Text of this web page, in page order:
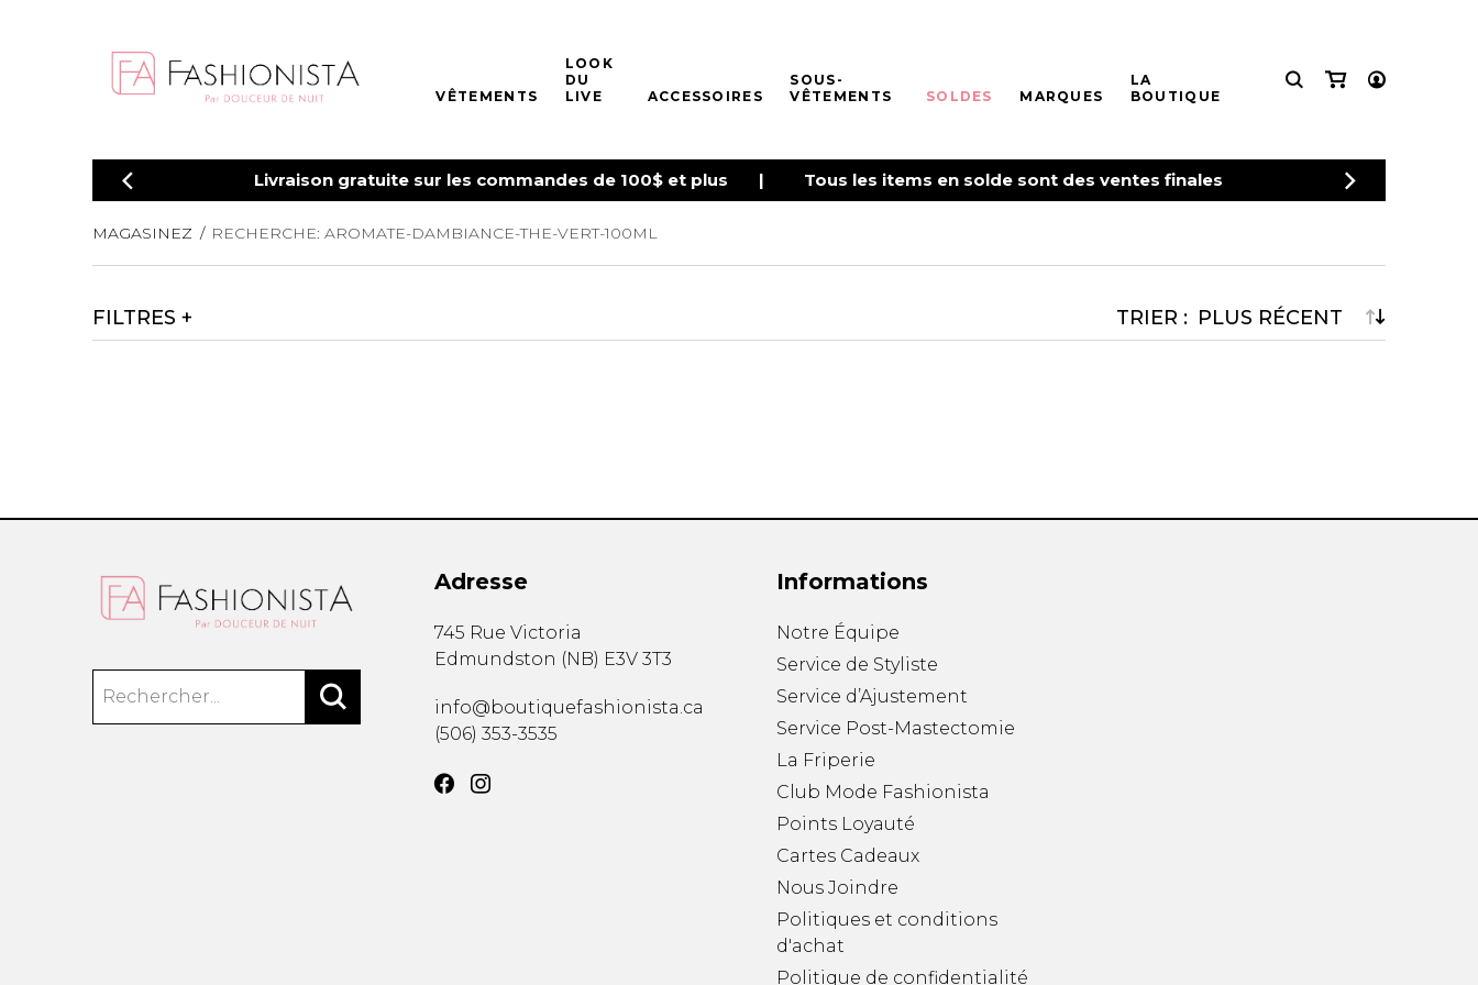
VÊTEMENTS
LOOK
DU
LIVE
ACCESSOIRES
SOUS-
VÊTEMENTS
SOLDES MARQUES
LA
BOUTIQUE
INSCRIPTION
Livraison gratuite sur les commandes de 100$ et plus | Tous les items en solde sont des ventes finales
MAGASINEZ RECHERCHE: AROMATE-DAMBIANCE-THE-VERT-100ML
FILTRES TRIER :
Adresse
745 Rue Victoria
Edmundston (NB) E3V 3T3
info@boutiquefashionista.ca
(506) 353-3535
Informations
Notre Équipe
Service de Styliste
Service d’Ajustement
Service Post-Mastectomie
La Friperie
Club Mode Fashionista
Points Loyauté
Cartes Cadeaux
Nous Joindre
Politiques et conditions
d'achat
Politique de confidentialité